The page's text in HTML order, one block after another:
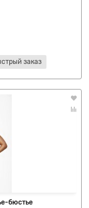
заказ
бюстье